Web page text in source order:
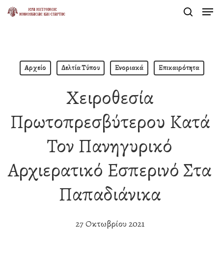
Skip
Αρχείο Δελτία Τύπου Ενοριακά Επικαιρότητα
Χειροθεσία
Πρωτοπρεσβύτερου Κατά
Τον Πανηγυρικό
Αρχιερατικό Εσπερινό Στα
Παπαδιάνικα
27 Οκτωβρίου 2021